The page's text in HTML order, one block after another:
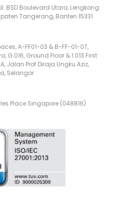
BSD Boulevard Utara, Lengkong
Tangerang, Banten 15331
A-FF01-03 & B-FF-01-07,
Ground Floor & 1.013 First
Jalan Prof Diraja Ungku Aziz,
Selangor
Place Singapore (048816)